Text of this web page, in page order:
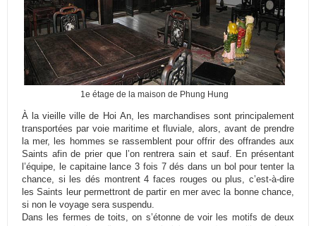
1e étage de la maison de Phung Hung
À la vieille ville de Hoi An, les marchandises sont principalement
transportées par voie maritime et fluviale, alors, avant de prendre
la mer, les hommes se rassemblent pour offrir des offrandes aux
Saints afin de prier que l’on rentrera sain et sauf. En présentant
l’équipe, le capitaine lance 3 fois 7 dés dans un bol pour tenter la
chance, si les dés montrent 4 faces rouges ou plus, c’est-à-dire
les Saints leur permettront de partir en mer avec la bonne chance,
si non le voyage sera suspendu.
Dans les fermes de toits, on s’étonne de voir les motifs de deux